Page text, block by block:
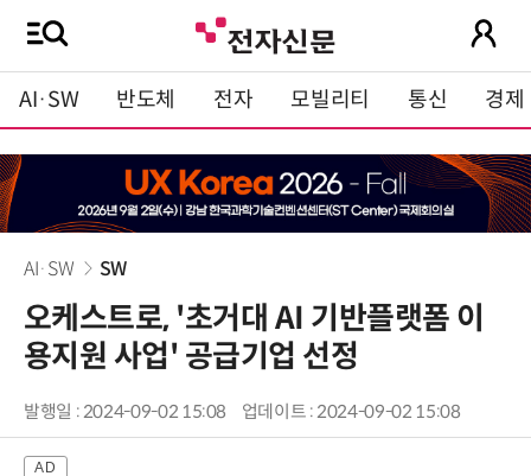
AI·SW 반도체 전자 모빌리티 통신 경제
AI·SW SW
오케스트로, '초거대 AI 기반플랫폼 이
용지원 사업' 공급기업 선정
발행일 : 2024-09-02 15:08 업데이트 : 2024-09-02 15:08